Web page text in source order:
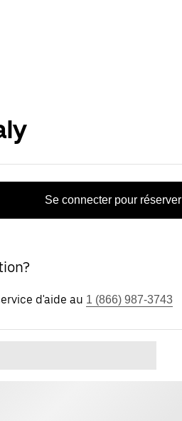
Se connecter pour réserver
d'aide au 1 (866) 987-3743